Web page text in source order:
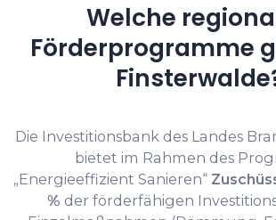
Welche
Förderprogramme
Die Investitionsbank des Landes
bietet im Rahmen des
„Energieeffizient Sanieren“
% der förderfähigen